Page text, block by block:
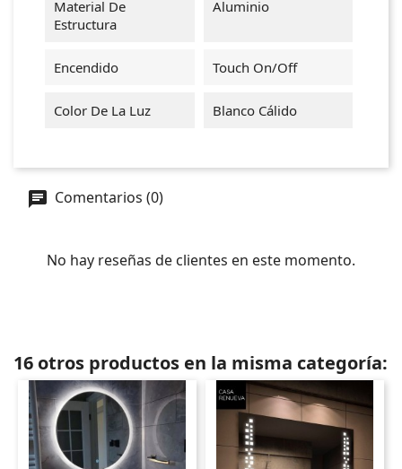
Material De
Estructura
Aluminio
Encendido Touch On/Off
Color De La Luz Blanco Cálido
Comentarios (0)
No hay reseñas de clientes en este momento.
16 otros productos en la misma categoría: